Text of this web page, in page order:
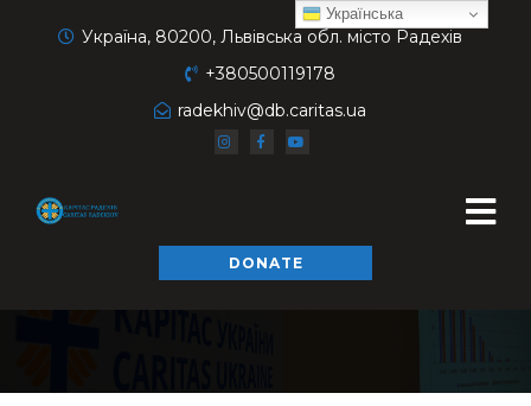
Україна, 80200, Львівська обл. місто Радехів
+380500119178
radekhiv@db.caritas.ua
DONATE
Українська